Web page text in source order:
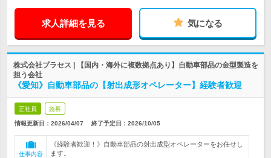
求人詳細を見る 気になる
株式会社プラセス | 【国内・海外に複数拠点あり】自動車部品の金型製造を
担う会社
《愛知》自動車部品の【射出成形オペレーター】経験者歓迎
正社員 急募
情報更新日：2026/04/07 終了予定日： 2026/10/05
仕事内容
《経験者歓迎！》自動車部品の射出成型オペレーターをお任せし
ます。